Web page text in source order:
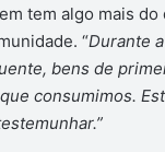
tem algo mais
“Durante
bens de
consumimos.